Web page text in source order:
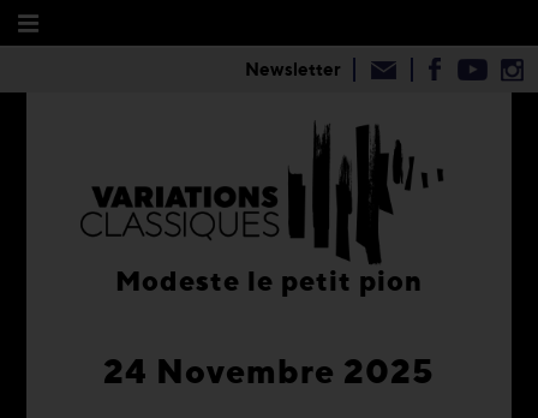
24 Novembre 2025
Modeste le petit pion
Newsletter